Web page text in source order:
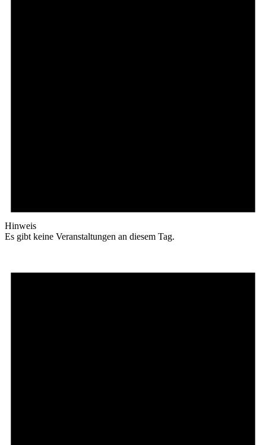
Hinweis
Es gibt keine Veranstaltungen an diesem Tag.